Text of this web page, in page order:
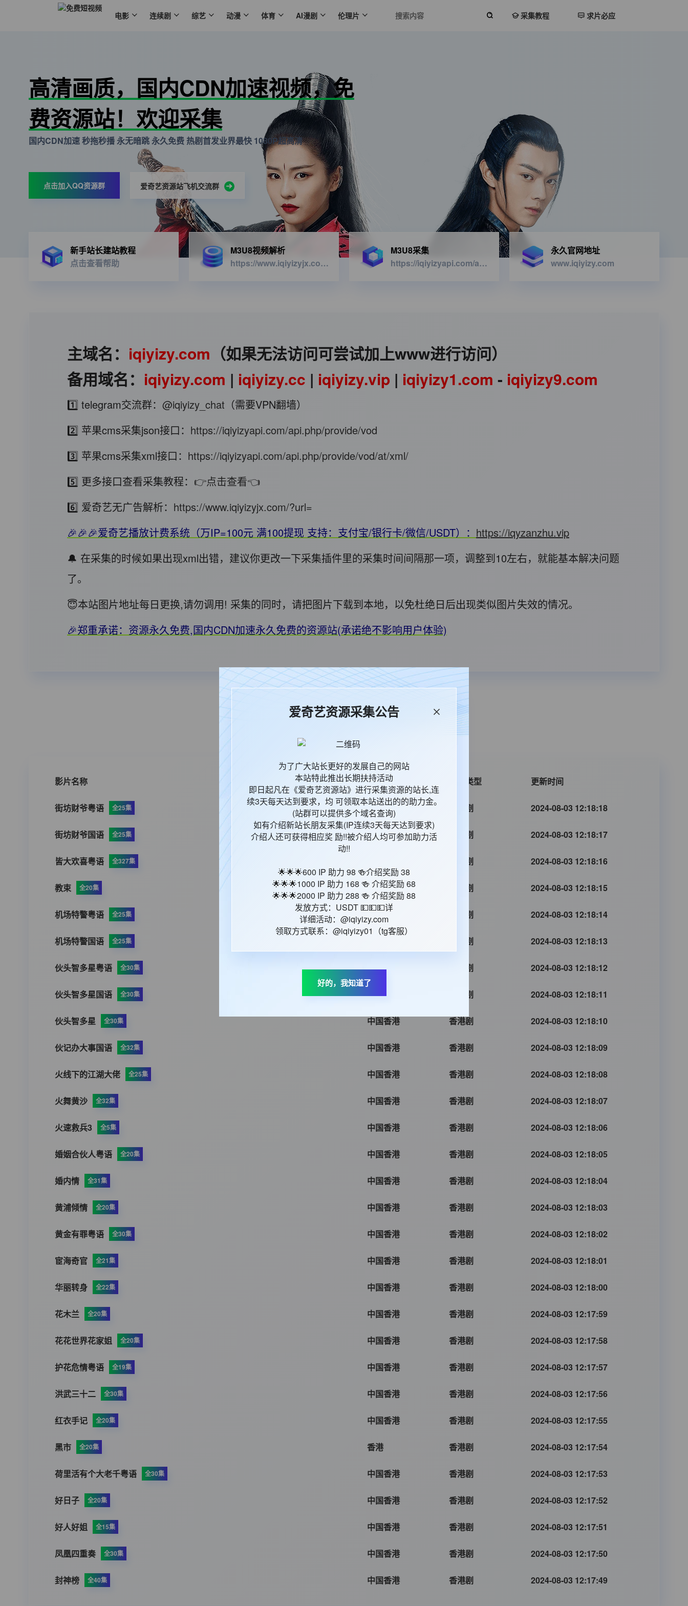
电影 连续剧 综艺 动漫 体育 AI漫剧 伦理片 采集教程 求片必应
高清画质，国内CDN加速视频，免
费资源站！欢迎采集
国内CDN加速 秒拖秒播 永无暗跳 永久免费 热剧首发业界最快 1080P超高清
点击加入QQ资源群 爱奇艺资源站飞机交流群
新手站长建站教程
点击查看帮助
M3U8视频解析
https://www.iqiyizyjx.com/?url=
M3U8采集
https://iqiyizyapi.com/api.php/provide/vod/from/snm3u8/at/xml
永久官网地址
www.iqiyizy.com
主域名： iqiyizy.com （如果无法访问可尝试加上www进行访问）
备用域名： iqiyizy.com | iqiyizy.cc | iqiyizy.vip | iqiyizy1.com - iqiyizy9.com
1️⃣ telegram交流群： @iqiyizy_chat （需要VPN翻墙）
2️⃣ 苹果cms采集json接口： https://iqiyizyapi.com/api.php/provide/vod
3️⃣ 苹果cms采集xml接口： https://iqiyizyapi.com/api.php/provide/vod/at/xml/
5️⃣ 更多接口查看采集教程： 👉点击查看👈
6️⃣ 爱奇艺无广告解析： https://www.iqiyizyjx.com/?url=
🎉🎉🎉爱奇艺播放计费系统（万IP=100元 满100提现 支持：支付宝/银行卡/微信/USDT）： https://iqyzanzhu.vip
🔔 在采集的时候如果出现xml出错，建议你更改一下采集插件里的采集时间间隔那一项，调整到10左右，就能基本解决问题
了。
😇本站图片地址每日更换,请勿调用! 采集的同时，请把图片下载到本地，以免杜绝日后出现类似图片失效的情况。
🎉郑重承诺：资源永久免费,国内CDN加速永久免费的资源站(承诺绝不影响用户体验)
本站统计 65681 今日更新
影片名称 影片地区 影片类型 更新时间
街坊财爷粤语 全25集 中国香港 香港剧 2024-08-03 12:18:18
街坊财爷国语 全25集 中国香港 香港剧 2024-08-03 12:18:17
皆大欢喜粤语 全327集 香港剧 2024-08-03 12:18:16
教束 全20集 中国香港 香港剧 2024-08-03 12:18:15
机场特警粤语 全25集 中国香港 香港剧 2024-08-03 12:18:14
机场特警国语 全25集 香港剧 2024-08-03 12:18:13
伙头智多星粤语 全30集 中国香港 香港剧 2024-08-03 12:18:12
伙头智多星国语 全30集 中国香港 香港剧 2024-08-03 12:18:11
伙头智多星 全30集 中国香港 香港剧 2024-08-03 12:18:10
伙记办大事国语 全32集 中国香港 香港剧 2024-08-03 12:18:09
火线下的江湖大佬 全25集 中国香港 香港剧 2024-08-03 12:18:08
火舞黄沙 全32集 中国香港 香港剧 2024-08-03 12:18:07
火速救兵3 全5集 中国香港 香港剧 2024-08-03 12:18:06
婚姻合伙人粤语 全20集 中国香港 香港剧 2024-08-03 12:18:05
婚内情 全31集 中国香港 香港剧 2024-08-03 12:18:04
黄浦倾情 全20集 中国香港 香港剧 2024-08-03 12:18:03
黄金有罪粤语 全30集 中国香港 香港剧 2024-08-03 12:18:02
宦海奇官 全21集 中国香港 香港剧 2024-08-03 12:18:01
华丽转身 全22集 中国香港 香港剧 2024-08-03 12:18:00
花木兰 全20集 中国香港 香港剧 2024-08-03 12:17:59
花花世界花家姐 全20集 中国香港 香港剧 2024-08-03 12:17:58
护花危情粤语 全19集 中国香港 香港剧 2024-08-03 12:17:57
洪武三十二 全30集 中国香港 香港剧 2024-08-03 12:17:56
红衣手记 全20集 中国香港 香港剧 2024-08-03 12:17:55
黑市 全20集 香港 香港剧 2024-08-03 12:17:54
荷里活有个大老千粤语 全30集 中国香港 香港剧 2024-08-03 12:17:53
好日子 全20集 中国香港 香港剧 2024-08-03 12:17:52
好人好姐 全15集 中国香港 香港剧 2024-08-03 12:17:51
凤凰四重奏 全30集 中国香港 香港剧 2024-08-03 12:17:50
封神榜 全40集 中国香港 香港剧 2024-08-03 12:17:49
爱奇艺资源采集公告
为了广大站长更好的发展自己的网站
本站特此推出长期扶持活动
即日起凡在《爱奇艺资源站》进行采集资源的站长,连
续3天每天达到要求，均 可领取本站送出的的助力金。
(站群可以提供多个域名查询)
如有介绍新站长朋友采集(IP连续3天每天达到要求)
介绍人还可获得相应奖 励!!被介绍人均可参加助力活
动!!
🌟🌟🌟600 IP 助力 98 🍻介绍奖励 38
🌟🌟🌟1000 IP 助力 168 🍻 介绍奖励 68
🌟🌟🌟2000 IP 助力 288 🍻 介绍奖励 88
发放方式：USDT 💵💵💵详
详细活动：@iqiyizy.com
领取方式联系：@iqiyizy01（tg客服）
好的，我知道了